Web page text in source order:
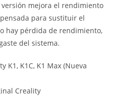
mejora el rendimiento
para sustituir el
hay pérdida de rendimiento,
del sistema.
K1, K1C, K1 Max (Nueva
Creality